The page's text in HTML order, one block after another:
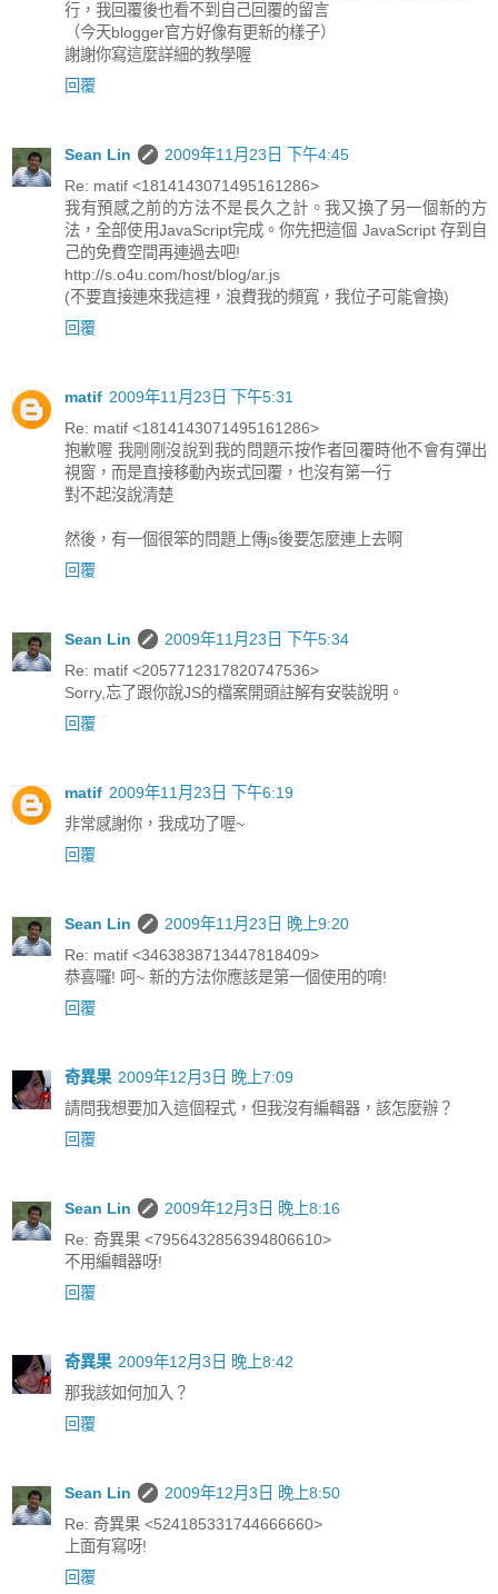
行，我回覆後也看不到自己回覆的留言
（今天blogger官方好像有更新的樣子）
謝謝你寫這麼詳細的教學喔
回覆
Sean Lin
2009年11月23日 下午4:45
Re: matif <1814143071495161286>
我有預感之前的方法不是長久之計。我又換了另一個新的方
法，全部使用JavaScript完成。你先把這個 JavaScript 存到自
己的免費空間再連過去吧!
http://s.o4u.com/host/blog/ar.js
(不要直接連來我這裡，浪費我的頻寬，我位子可能會換)
回覆
matif 2009年11月23日 下午5:31
Re: matif <1814143071495161286>
抱歉喔 我剛剛沒說到我的問題示按作者回覆時他不會有彈出
視窗，而是直接移動內崁式回覆，也沒有第一行
對不起沒說清楚
然後，有一個很笨的問題上傳js後要怎麼連上去啊
回覆
Sean Lin
2009年11月23日 下午5:34
Re: matif <2057712317820747536>
Sorry,忘了跟你說JS的檔案開頭註解有安裝說明。
回覆
matif 2009年11月23日 下午6:19
非常感謝你，我成功了喔~
回覆
Sean Lin
2009年11月23日 晚上9:20
Re: matif <3463838713447818409>
恭喜囉! 呵~ 新的方法你應該是第一個使用的唷!
回覆
奇異果 2009年12月3日 晚上7:09
請問我想要加入這個程式，但我沒有編輯器，該怎麼辦？
回覆
Sean Lin
2009年12月3日 晚上8:16
Re: 奇異果 <7956432856394806610>
不用編輯器呀!
回覆
奇異果 2009年12月3日 晚上8:42
那我該如何加入？
回覆
Sean Lin
2009年12月3日 晚上8:50
Re: 奇異果 <524185331744666660>
上面有寫呀!
回覆